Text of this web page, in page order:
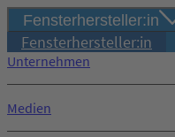
Fensterhersteller:in
Fensterhersteller:in
Unternehmen
Medien